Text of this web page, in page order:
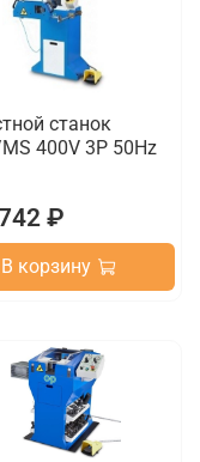
станок
400V 3P 50Hz
₽
В корзину